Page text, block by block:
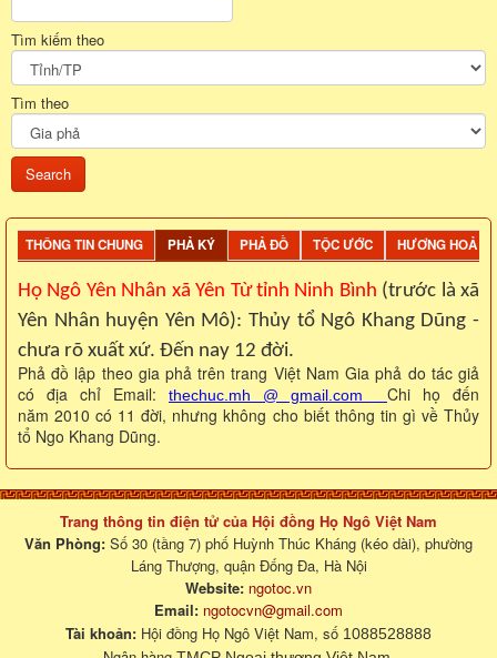
Tìm kiếm theo
Tìm theo
THÔNG TIN CHUNG PHẢ KÝ PHẢ ĐỒ TỘC ƯỚC HƯƠNG HOẢ
Họ Ngô Yên Nhân xã Yên Từ tỉnh Ninh Bình (trước là xã
Yên Nhân huyện Yên Mô): Thủy tổ Ngô Khang Dũng -
chưa rõ xuất xứ. Đến nay 12 đời.
Phả đồ lập theo gia phả trên trang Việt Nam Gia phả do tác giả
có địa chỉ Email:
thechuc.mh @ gmail.com
Chi họ đến
năm 2010 có 11 đời, nhưng không cho biết thông tin gì về Thủy
tổ Ngo Khang Dũng.
Trang thông tin điện tử của Hội đồng Họ Ngô Việt Nam
Văn Phòng: Số 30 (tầng 7) phố Huỳnh Thúc Kháng (kéo dài), phường
Láng Thượng, quận Đống Đa, Hà Nội
Website: ngotoc.vn
Email: ngotocvn@gmail.com
Tài khoản: Hội đồng Họ Ngô Việt Nam, số 1088528888